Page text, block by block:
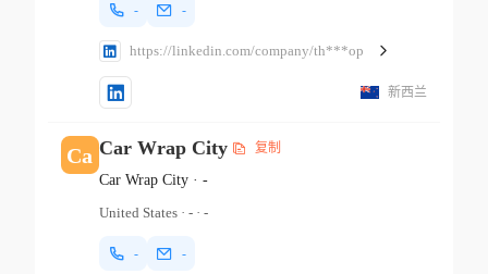
- -
https://linkedin.com/company/th***op
新西兰
Ca Car Wrap City 复制
Car Wrap City· -
United States· -· -
- -